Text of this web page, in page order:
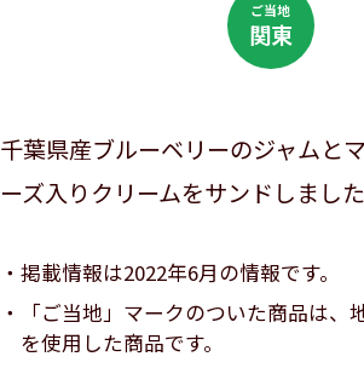
ご当地
関東
千葉県産ブルーベリーのジャムと
ーズ入りクリームをサンドしました
掲載情報は2022年6月の情報です。
「ご当地」マークのついた商品は、
を使用した商品です。